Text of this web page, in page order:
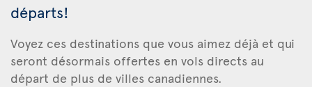
départs!
Voyez ces destinations que vous aimez déjà et qui
seront désormais offertes en vols directs au
départ de plus de villes canadiennes.